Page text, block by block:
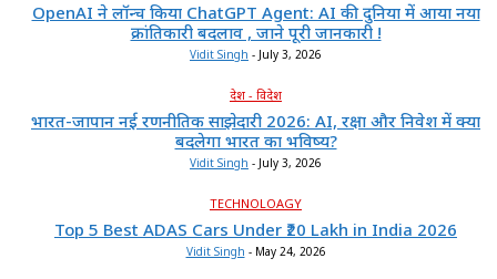
OpenAI ने लॉन्च किया ChatGPT Agent: AI की दुनिया में आया नया
क्रांतिकारी बदलाव , जाने पूरी जानकारी !
Vidit Singh - July 3, 2026
देश - विदेश
भारत-जापान नई रणनीतिक साझेदारी 2026: AI, रक्षा और निवेश में क्या
बदलेगा भारत का भविष्य?
Vidit Singh - July 3, 2026
TECHNOLOAGY
Top 5 Best ADAS Cars Under ₹20 Lakh in India 2026
Vidit Singh - May 24, 2026